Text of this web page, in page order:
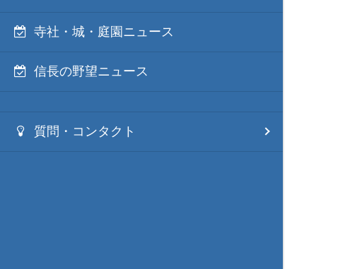
寺社・城・庭園ニュース
信長の野望ニュース
質問・コンタクト